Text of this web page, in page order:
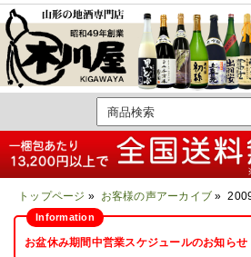
トップページ » お客様の声アーカイブ »
お盆休み期間中営業スケジュールのお知らせ